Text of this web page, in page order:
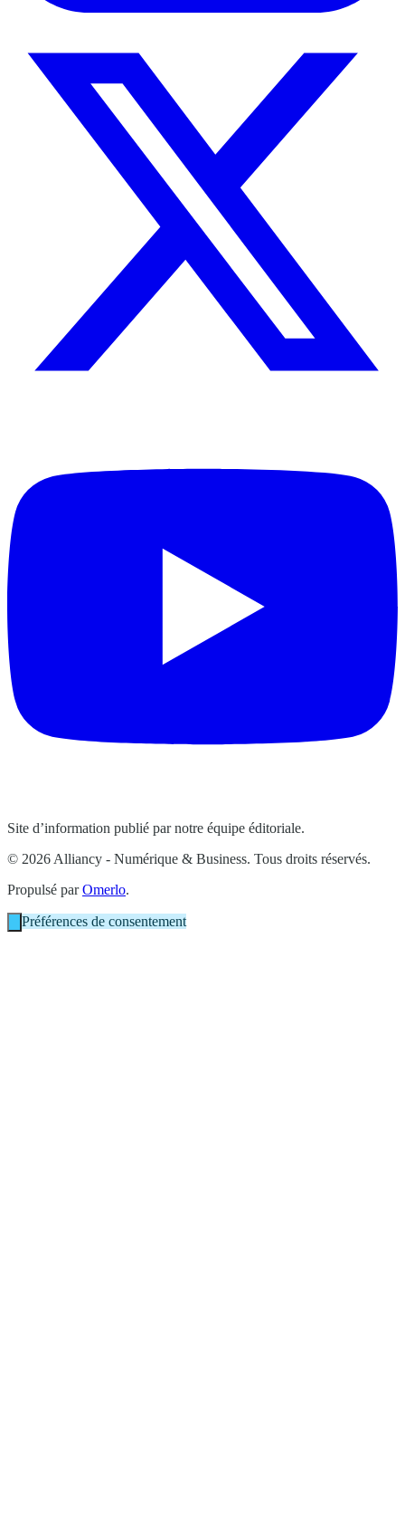
Site d’information publié par notre équipe éditoriale.
© 2026 Alliancy - Numérique & Business. Tous droits réservés.
Propulsé parOmerlo.
Préférences de consentement